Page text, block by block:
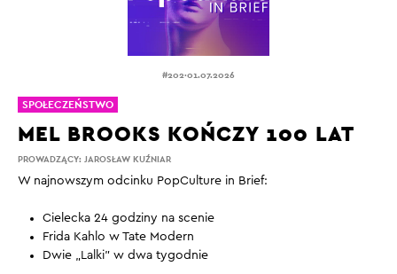
#202.01.07.2026
PROWADZĄCY: JAROSŁAW KUŹNIAR
MEL BROOKS KOŃCZY 100 LAT
W najnowszym odcinku PopCulture in Brief:
Cielecka 24 godziny na scenie
Frida Kahlo w Tate Modern
Dwie „Lalki” w dwa tygodnie
SPOŁECZEŃSTWO